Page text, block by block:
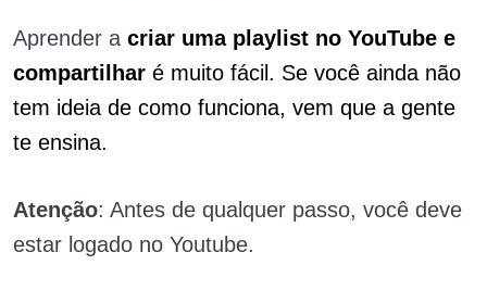
Aprender a criar uma playlist no YouTube e
compartilhar é muito fácil. Se você ainda não
tem ideia de como funciona, vem que a gente
te ensina.
Atenção: Antes de qualquer passo, você deve
estar logado no Youtube.